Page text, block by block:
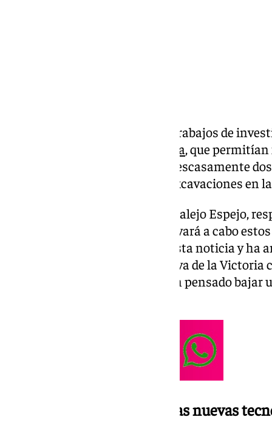
Hace 50 años se acababan los trabajos de
Rincón de la Victoria, que
hallados en 14.000 años. Hace escasamente
propios para continuar estas excavaciones en
Hemos hablado con Pedro Cantalejo Espejo,
miembro de la comisión que llevará a cabo
mostrado su satisfacción por esta noticia y ha
investigar es una sala de la Cueva de la
cuatro metros y en el que tienen pensado
Un equipo preparado con las nuevas